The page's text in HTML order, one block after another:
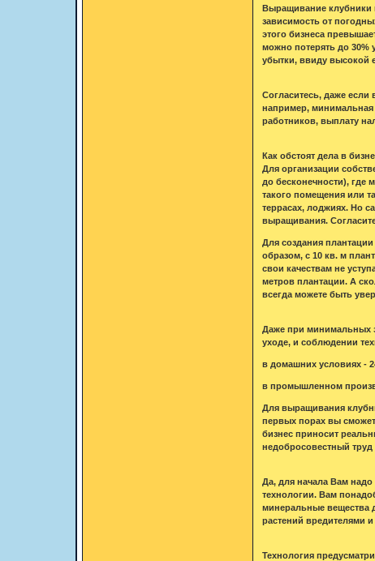
Выращивание клубники
зависимость от
этого бизнеса
можно потерять до 30%
убытки, ввиду высокой
Согласитесь, даже
например, минимальная
работников, выплату
Как обстоят дела в
Для организации
до бесконечности), где
такого помещения или
террасах, лоджиях. Но
выращивания.
Для создания
образом, с 10 кв. м
свои качествам не
метров плантации. А
всегда можете быть
Даже при минимальных
уходе, и соблюдении
в домашних условиях -
в промышленном
Для выращивания
первых порах вы
бизнес приносит
недобросовестный
Да, для начала Вам
технологии. Вам
минеральные вещества
растений вредителями
Технология